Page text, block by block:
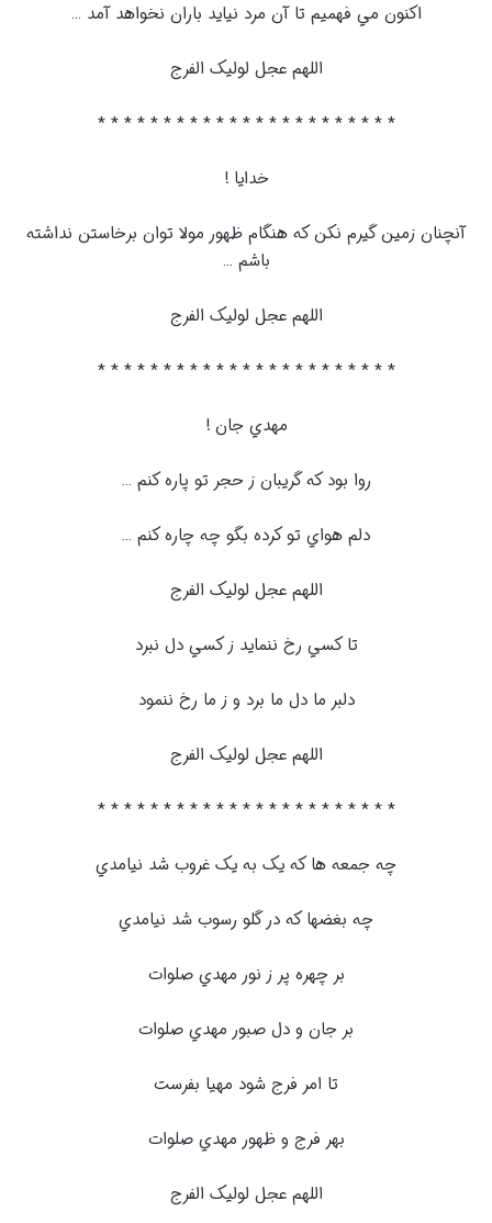
اکنون مي فهميم تا آن مرد نيايد باران نخواهد آمد …
اللهم عجل لوليک الفرج
* * * * * * * * * * * * * * * * * * * * * * *
خدايا !
آنچنان زمين گيرم نکن که هنگام ظهور مولا توان برخاستن نداشته
باشم …
اللهم عجل لوليک الفرج
* * * * * * * * * * * * * * * * * * * * * * *
مهدي جان !
روا بود که گريبان ز حجر تو پاره کنم …
دلم هواي تو کرده بگو چه چاره کنم …
اللهم عجل لوليک الفرج
تا کسي رخ ننمايد ز کسي دل نبرد
دلبر ما دل ما برد و ز ما رخ ننمود
اللهم عجل لوليک الفرج
* * * * * * * * * * * * * * * * * * * * * * *
چه جمعه ها که يک به يک غروب شد نيامدي
چه بغضها که در گلو رسوب شد نيامدي
بر چهره پر ز نور مهدي صلوات
بر جان و دل صبور مهدي صلوات
تا امر فرج شود مهيا بفرست
بهر فرج و ظهور مهدي صلوات
اللهم عجل لوليک الفرج